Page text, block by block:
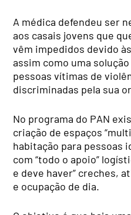
A médica defendeu ser
aos casais jovens que
vêm impedidos devido
assim como uma
pessoas vítimas de
discriminadas pela sua
No programa do PAN
criação de espaços
habitação para pessoas
com “todo o apoio”
e deve haver” creches,
e ocupação de dia.